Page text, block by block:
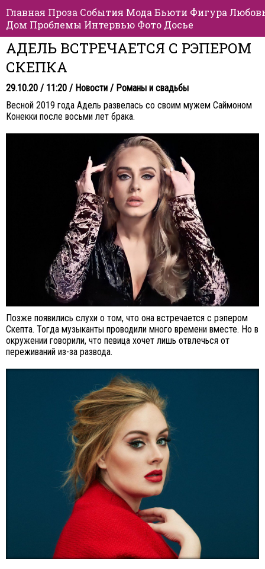
Главная Проза События Мода Бьюти Фигура
Дом Проблемы Интервью Фото Досье
АДЕЛЬ ВСТРЕЧАЕТСЯ С РЭПЕРОМ
СКЕПКА
29.10.20 / 11:20 / Новости / Романы и свадьбы
Весной 2019 года Адель развелась со своим мужем Саймоном
Конекки после восьми лет брака.
Позже появились слухи о том, что она встречается с рэпером
Скепта. Тогда музыканты проводили много времени вместе. Но в
окружении говорили, что певица хочет лишь отвлечься от
переживаний из-за развода.